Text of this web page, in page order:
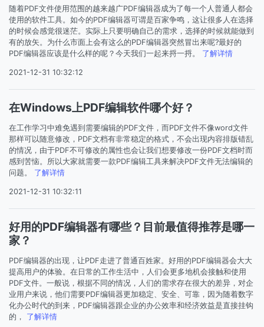
随着PDF文件使用范围的越来越广PDF编辑器成为了每一个人普通人都会
使用的软件工具。如今的PDF编辑器可谓是百家争鸣，这让很多人在选择
的时候会感觉很迷茫。实际上只要明确自己的需求，选择的时候就能做到
有的放矢。为什么市面上会有这么的PDF编辑器突然冒出来呢?最好的
PDF编辑器应该是什么样的呢？今天我们一起来捋一捋。 了解详情
2021-12-31 10:32:12
在Windows上PDF编辑软件哪个好？
在工作学习中难免遇到需要编辑的PDF文件，而PDF文件不像word文件
那样可以随意修改，PDF文档有非常稳定的格式，不会出现内容排版错乱
的情况，由于PDF不可修改的属性也会让我们想要修改一份PDF文档时而
感到苦恼。所以大家就需要一款PDF编辑工具来解决PDF文件无法编辑的
问题。 了解详情
2021-12-31 10:32:11
好用的PDF编辑器有哪些？目前最值得推荐是哪一
家？
PDF编辑器的出现，让PDF走进了普通百姓家。好用的PDF编辑器会大大
提高用户的体验。在日常的工作生活中，人们会更多地机会接触和使用
PDF文件。一般说，根据不同的情况，人们的需求存在很大的差异，对企
业用户来说，他们需要PDF编辑器更加稳定、安全、可靠，因为随着数字
化办公时代的到来，PDF编辑器跟企业的办公效率和经济效益是直接挂钩
的， 了解详情